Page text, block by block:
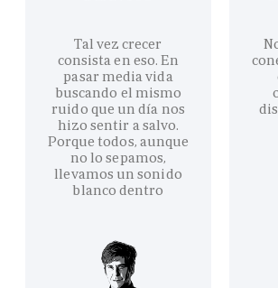
Tal vez crecer
consista en eso. En
pasar media vida
buscando el mismo
ruido que un día nos
hizo sentir a salvo.
Porque todos, aunque
no lo sepamos,
llevamos un sonido
blanco dentro